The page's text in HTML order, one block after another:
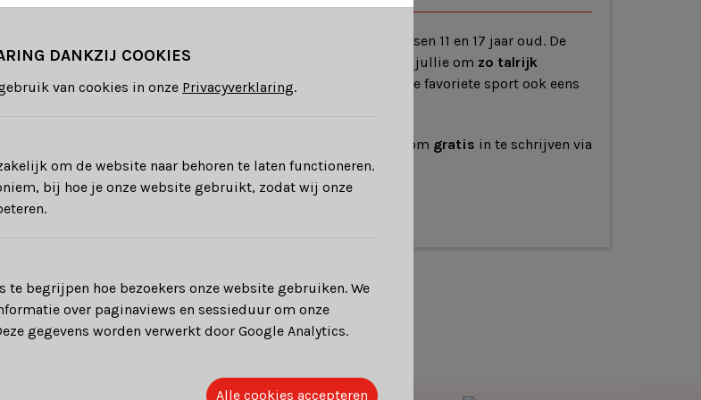
. Zij zijn tussen 11 en 17 jaar oud. De
Wij willen dan ook graag een zeer warme oproep doen naar jullie om zo talrijk
zijn welkom. Het is eenunieke gelegenheid
om jullie favoriete sport ook eens
in . Om organisatorische redenen vragen we je om gratis in te schrijven via
DANKZIJ COOKIES
van cookies in onze Privacyverklaring.
om de website naar behoren te laten functioneren.
bij hoe je onze website gebruikt, zodat wij onze
te begrijpen hoe bezoekers onze website gebruiken. We
over paginaviews en sessieduur om onze
gegevens worden verwerkt door Google Analytics.
Alle cookies accepteren